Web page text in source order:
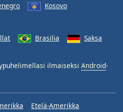
Kosovo
Brasilia Saksa
ilmaiseksi Android-
Etelä-Amerikka